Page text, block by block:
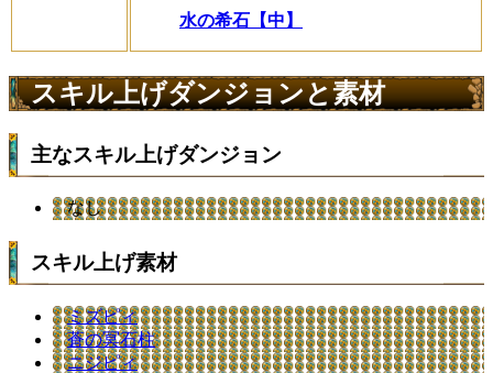
水の希石【中】
スキル上げダンジョンと素材
主なスキル上げダンジョン
なし
スキル上げ素材
ミズピィ
蒼の冥石柱
ニジピィ